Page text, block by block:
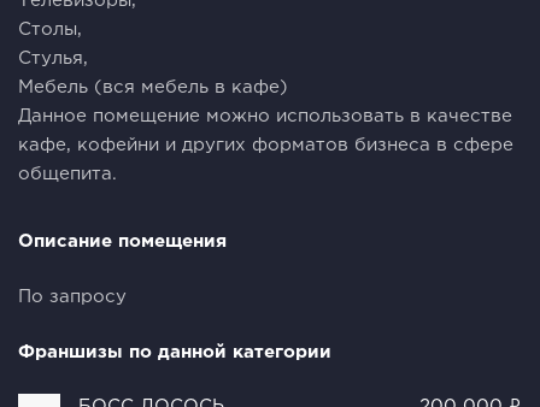
Столы,
Стулья,
Мебель (вся мебель в кафе)
Данное помещение можно использовать в качестве
кафе, кофейни и других форматов бизнеса в сфере
общепита.
Описание помещения
По запросу
Франшизы по данной категории